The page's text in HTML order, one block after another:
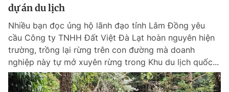
dự án du lịch
Nhiều bạn đọc ủng hộ lãnh đạo tỉnh Lâm Đồng yêu
cầu Công ty TNHH Đất Việt Đà Lạt hoàn nguyên hiện
trường, trồng lại rừng trên con đường mà doanh
nghiệp này tự mở xuyên rừng trong Khu du lịch quốc...